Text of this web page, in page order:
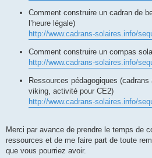
Comment construire un cadran de
l’heure légale)
http://www.cadrans-solaires.info/
Comment construire un compas
http://www.cadrans-solaires.info/
Ressources pédagogiques
viking, activité pour CE2)
http://www.cadrans-solaires.info/
Merci par avance de prendre le temps de
ressources et de me faire part de toute
que vous pourriez avoir.